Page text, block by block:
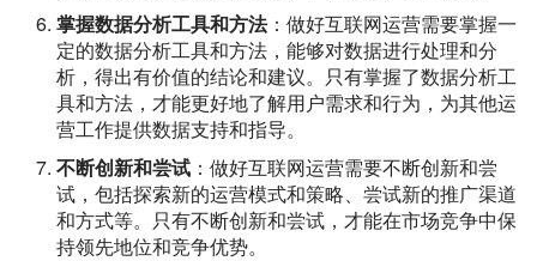
掌握数据分析工具和方法：做好互联网运营需要掌握一
定的数据分析工具和方法，能够对数据进行处理和分
析，得出有价值的结论和建议。只有掌握了数据分析工
具和方法，才能更好地了解用户需求和行为，为其他运
营工作提供数据支持和指导。
不断创新和尝试 ：做好互联网运营需要不断创新和尝
试，包括探索新的运营模式和策略、尝试新的推广渠道
和方式等。只有不断创新和尝试，才能在市场竞争中保
持领先地位和竞争优势。